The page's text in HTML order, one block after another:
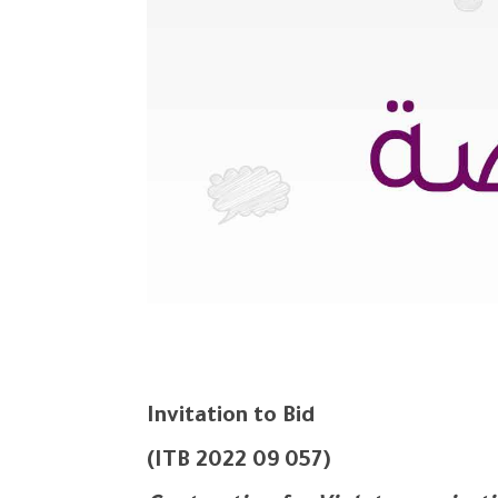
Invitation to Bid
(
ITB 2022 09 057)